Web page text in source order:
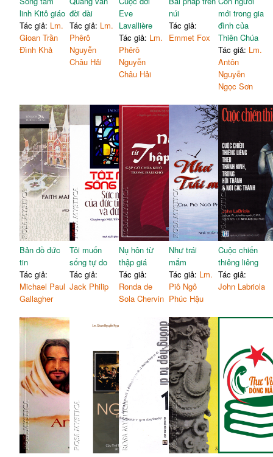
linh Kitô giáo
Tác giả: Lm.
Gioan Trần
Đình Khả
đời dài
Tác giả: Lm.
Phêrô
Nguyễn
Châu Hải
Eve
Lavallière
Tác giả: Lm.
Phêrô
Nguyễn
Châu Hải
núi
Tác giả:
Emmet Fox
mới trong gia
đình của
Thiên Chúa
Tác giả: Lm.
Antôn
Nguyễn
Ngọc Sơn
Bản đồ đức
tin
Tác giả:
Michael Paul
Gallagher
Tôi muốn
sống tự do
Tác giả:
Jack Philip
Nụ hôn từ
thập giá
Tác giả:
Ronda de
Sola Chervin
Như trái
mắm
Tác giả: Lm.
Piô Ngô
Phúc Hậu
Cuộc chiến
thiêng liêng
Tác giả:
John Labriola